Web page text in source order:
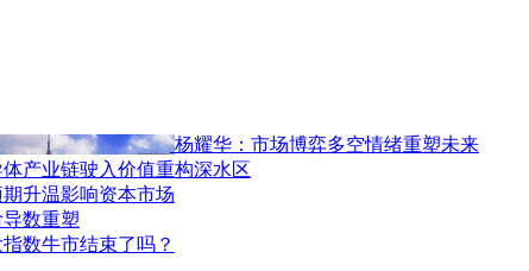
杨耀华：市场博弈多空情绪重塑未来
产业链驶入价值重构深水区
升温影响资本市场
数重塑
数牛市结束了吗？